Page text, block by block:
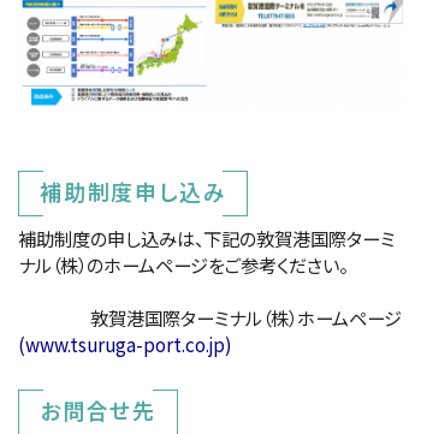
補助制度申し込み
補助制度の申し込みは、下記の敦賀港国際ターミ
ナル（株）のホームページをご参考ください。
敦賀港国際ターミナル（株）ホームページ
(www.tsuruga-port.co.jp)
お問合せ先